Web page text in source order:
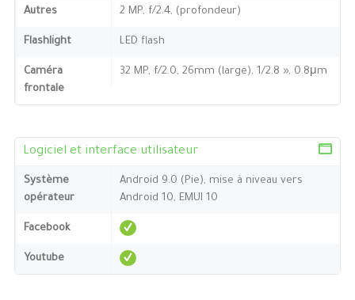
Autres 2 MP, f/2.4, (profondeur)
Flashlight LED flash
Caméra
frontale
32 MP, f/2.0, 26mm (large), 1/2.8 », 0.8μm
Logiciel et interface utilisateur
Système
opérateur
Android 9.0 (Pie), mise à niveau vers
Android 10, EMUI 10
Facebook
Youtube